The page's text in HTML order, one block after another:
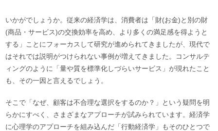
いかがでしょうか。従来の経済学は、消費者は「財(お金)と別の財
(商品・サービス)の交換効率を高め、より多くの満足感を得ようと
する」ことにフォーカスして研究が進められてきましたが、現代で
はそれでは説明がつけられない事例が増えてきました。コンサルテ
ィングのように「量や質を標準化しづらいサービス」が現れたこと
も、その一因と言えるでしょう。
そこで「なぜ、顧客は不合理な選択をするのか？」という疑問を明
らかにすべく、さまざまなアプローチが試みられています。経済学
に心理学のアプローチを組み込んだ「行動経済学」もそのひとつで